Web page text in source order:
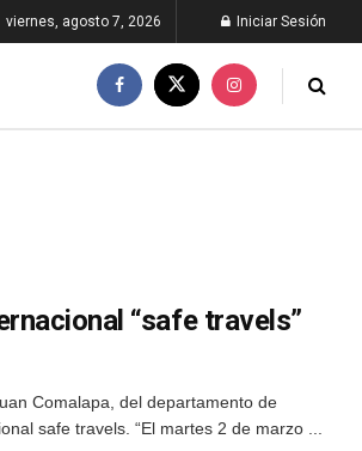
viernes, agosto 7, 2026 Iniciar Sesión
“safe travels”
Comalapa, del departamento de
safe travels. “El martes 2 de marzo ...